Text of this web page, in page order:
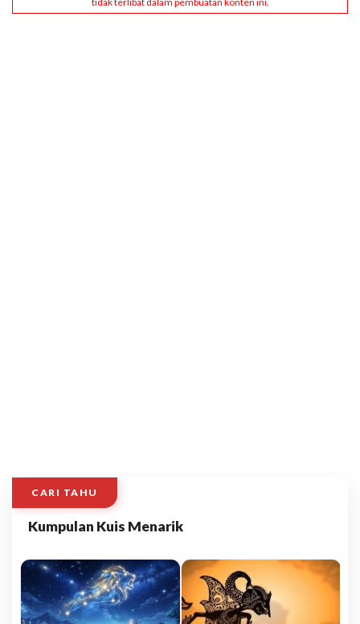
CARI TAHU
Kumpulan Kuis Menarik